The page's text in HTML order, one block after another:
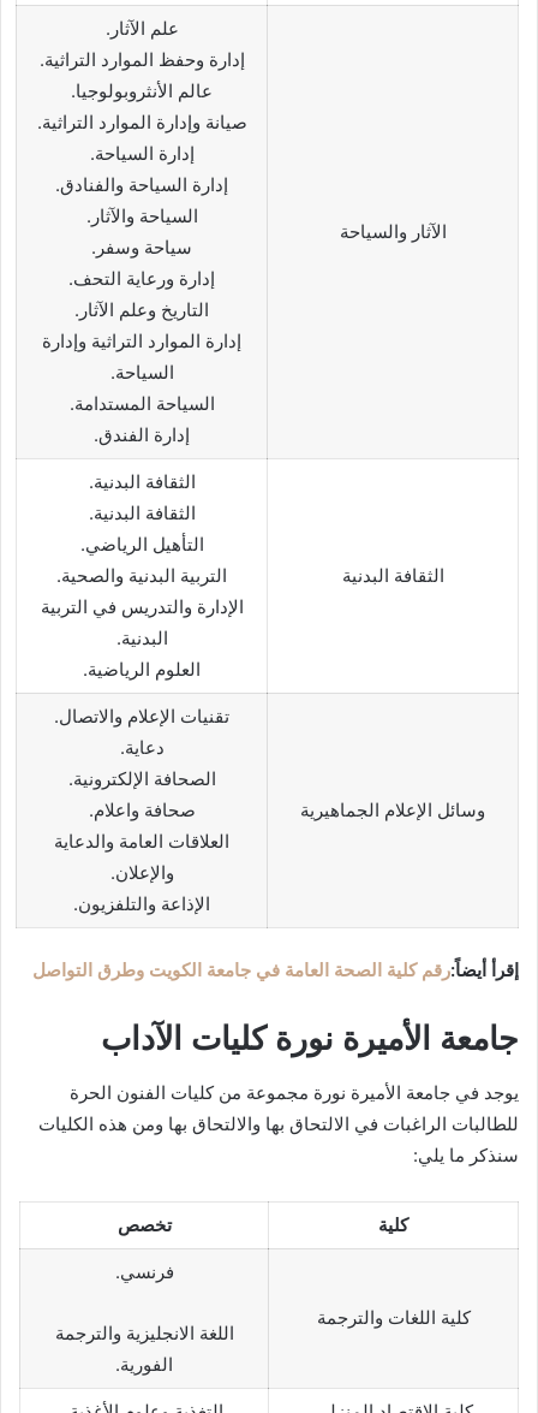
الآثار والسياحة
علم الآثار.
إدارة وحفظ الموارد التراثية.
عالم الأنثروبولوجيا.
صيانة وإدارة الموارد التراثية.
إدارة السياحة.
إدارة السياحة والفنادق.
السياحة والآثار.
سياحة وسفر.
إدارة ورعاية التحف.
التاريخ وعلم الآثار.
إدارة الموارد التراثية وإدارة
السياحة.
السياحة المستدامة.
إدارة الفندق.
الثقافة البدنية
الثقافة البدنية.
الثقافة البدنية.
التأهيل الرياضي.
التربية البدنية والصحية.
الإدارة والتدريس في التربية
البدنية.
العلوم الرياضية.
وسائل الإعلام الجماهيرية
تقنيات الإعلام والاتصال.
دعاية.
الصحافة الإلكترونية.
صحافة واعلام.
العلاقات العامة والدعاية
والإعلان.
الإذاعة والتلفزيون.
إقرأ أيضاً:رقم كلية الصحة العامة في جامعة الكويت وطرق التواصل
جامعة الأميرة نورة كليات الآداب
يوجد في جامعة الأميرة نورة مجموعة من كليات الفنون الحرة
للطالبات الراغبات في الالتحاق بها والالتحاق بها ومن هذه الكليات
سنذكر ما يلي:
كلية تخصص
كلية اللغات والترجمة
فرنسي.
اللغة الانجليزية والترجمة
الفورية.